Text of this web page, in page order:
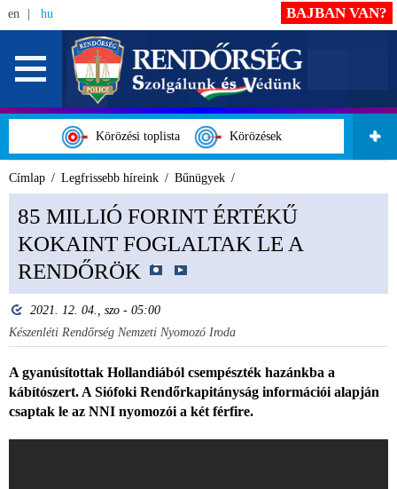
en hu
Körözési toplista Körözések
BAJBAN VAN?
Címlap Legfrissebb híreink Bűnügyek
85 MILLIÓ FORINT ÉRTÉKŰ
KOKAINT FOGLALTAK LE A
RENDŐRÖK
2021. 12. 04., szo - 05:00
Készenléti Rendőrség Nemzeti Nyomozó Iroda
A gyanúsítottak Hollandiából csempészték hazánkba a
kábítószert. A Siófoki Rendőrkapitányság információi alapján
csaptak le az NNI nyomozói a két férfire.